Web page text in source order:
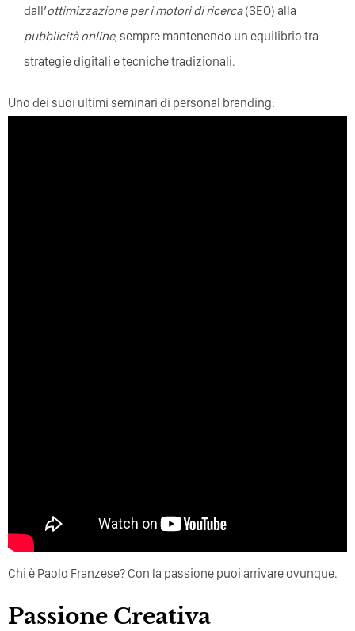
dall’ottimizzazione per i motori di ricerca(SEO) alla
pubblicità online, sempre mantenendo un equilibrio tra
strategie digitali e tecniche tradizionali.
Uno dei suoi ultimi seminari di personal branding:
Chi è Paolo Franzese? Con la passione puoi arrivare ovunque.
Passione Creativa